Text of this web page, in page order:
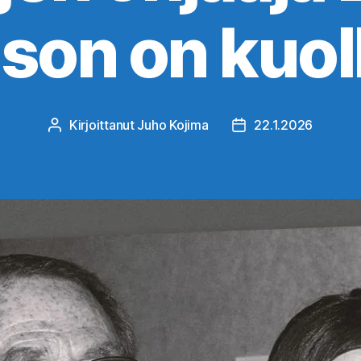
on
Kirjoittaja
Kirjoittanut Juho Kojima Julkaisupäivämäärä
22.1.2026